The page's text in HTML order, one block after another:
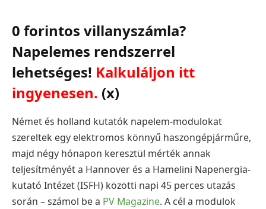
0 forintos villanyszámla?
Napelemes rendszerrel
lehetséges! Kalkuláljon itt
ingyenesen. (x)
Német és holland kutatók napelem-modulokat
szereltek egy elektromos könnyű haszongépjárműre,
majd négy hónapon keresztül mérték annak
teljesítményét a Hannover és a Hamelini Napenergia-
kutató Intézet (ISFH) közötti napi 45 perces utazás
során – számol be a PV Magazine. A cél a modulok